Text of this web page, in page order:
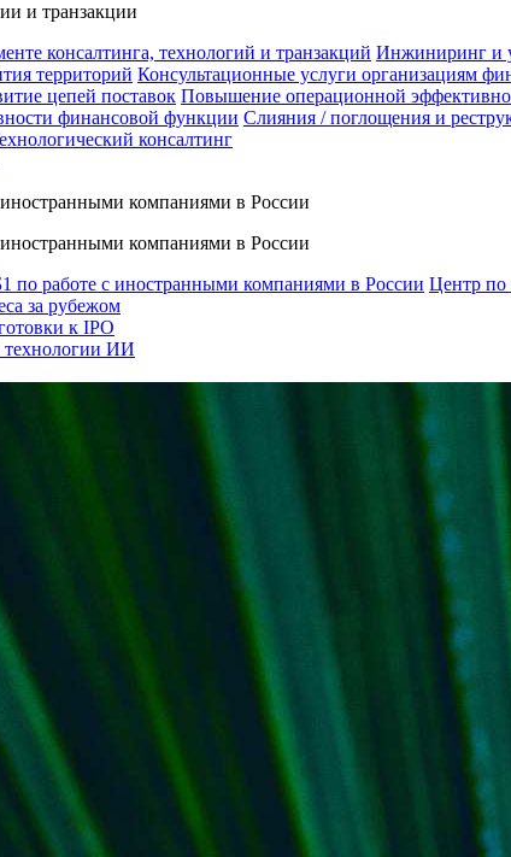
и транзакции
консалтинга, технологий и транзакций Инжиниринг и
территорий Консультационные услуги организациям
цепей поставок Повышение операционной
финансовой функции Слияния / поглощения и
консалтинг
компаниями в России
компаниями в России
по работе с иностранными компаниями в России Центр по
за рубежом
к IPO
ИИ